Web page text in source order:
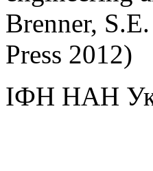
Brenner,
Press 2012)
ІФН НАН